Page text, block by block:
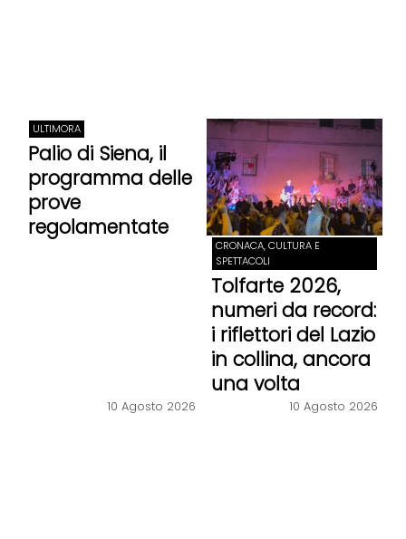
ULTIMORA
Palio di Siena, il
programma delle
prove
regolamentate
10 Agosto 2026
CRONACA, CULTURA E
SPETTACOLI
Tolfarte 2026,
numeri da record:
i riflettori del Lazio
in collina, ancora
una volta
10 Agosto 2026